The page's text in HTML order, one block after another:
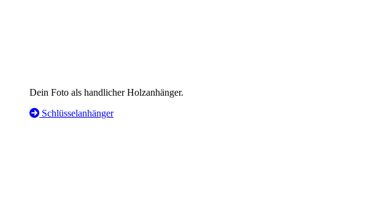
Dein Foto als handlicher Holzanhänger.
Schlüsselanhänger